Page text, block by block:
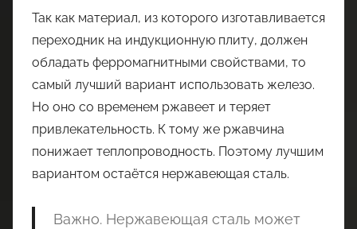
Так как материал, из которого изготавливается
переходник на индукционную плиту, должен
обладать ферромагнитными свойствами, то
самый лучший вариант использовать железо.
Но оно со временем ржавеет и теряет
привлекательность. К тому же ржавчина
понижает теплопроводность. Поэтому лучшим
вариантом остаётся нержавеющая сталь.
Важно. Нержавеющая сталь может